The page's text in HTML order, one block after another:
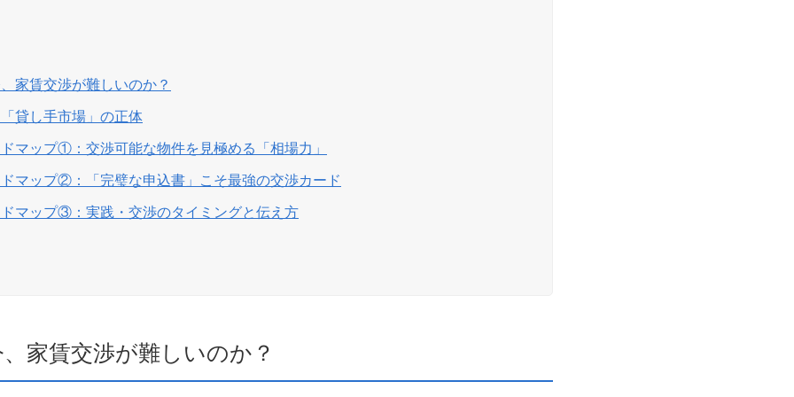
家賃交渉が難しいのか？
貸し手市場」の正体
マップ①：交渉可能な物件を見極める「相場力」
マップ②：「完璧な申込書」こそ最強の交渉カード
マップ③：実践・交渉のタイミングと伝え方
家賃交渉が難しいのか？